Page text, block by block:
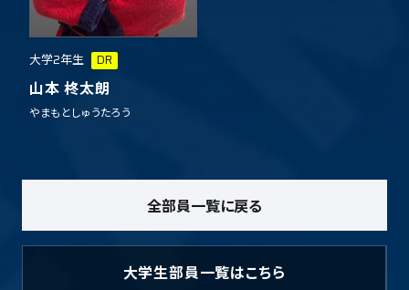
大学2年生 DR
山本 柊太朗
やまもとしゅうたろう
全部員一覧に戻る
大学生部員一覧はこちら